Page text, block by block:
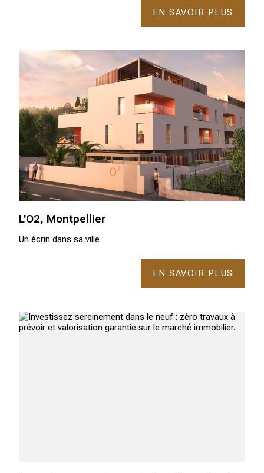
EN SAVOIR PLUS
L'O2, Montpellier
Un écrin dans sa ville
EN SAVOIR PLUS